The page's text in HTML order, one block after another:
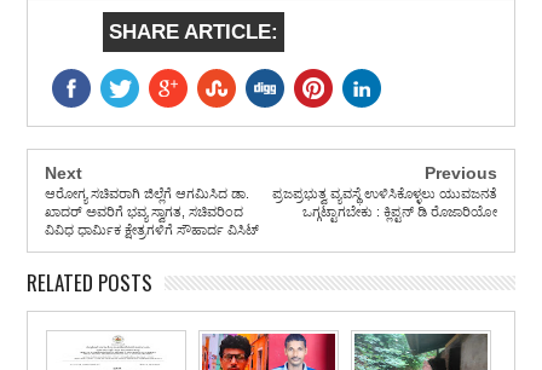
SHARE ARTICLE:
Next
ಆರೋಗ್ಯ ಸಚಿವರಾಗಿ ಜಿಲ್ಲೆಗೆ ಆಗಮಿಸಿದ ಡಾ.
ಖಾದರ್ ಅವರಿಗೆ ಭವ್ಯ ಸ್ವಾಗತ, ಸಚಿವರಿಂದ
ವಿವಿಧ ಧಾರ್ಮಿಕ ಕ್ಷೇತ್ರಗಳಿಗೆ ಸೌಹಾರ್ದ ವಿಸಿಟ್
Previous
ಪ್ರಜಪ್ರಭುತ್ವ ವ್ಯವಸ್ಥೆ ಉಳಿಸಿಕೊಳ್ಳಲು ಯುವಜನತೆ
ಒಗ್ಗಟ್ಟಾಗಬೇಕು : ಕ್ಲಿಪ್ಟನ್ ಡಿ ರೊಜಾರಿಯೋ
RELATED POSTS